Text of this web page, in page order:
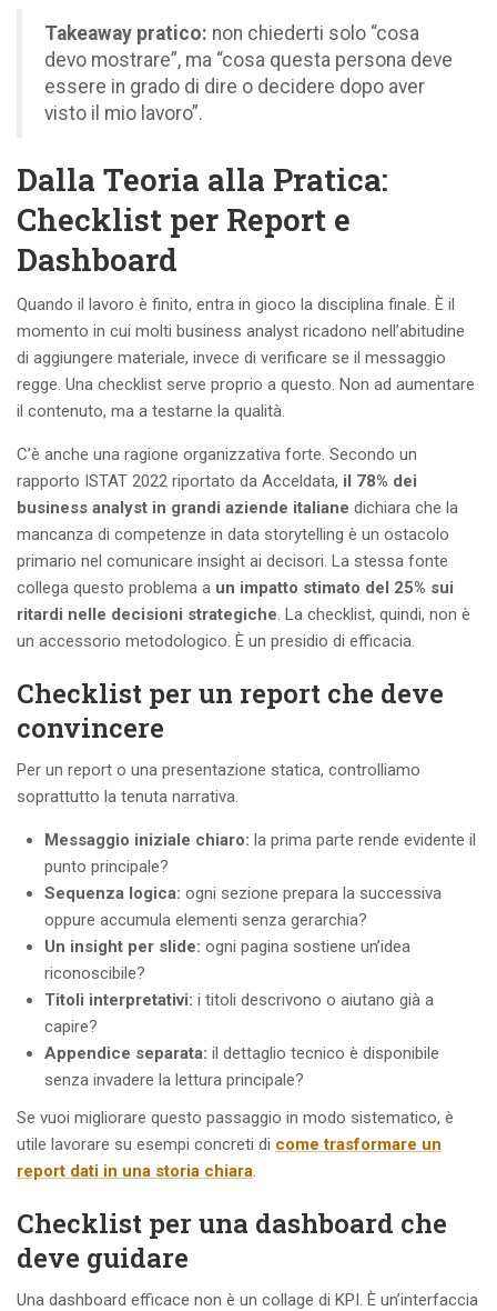
Takeaway pratico: non chiederti solo “cosa
devo mostrare”, ma “cosa questa persona deve
essere in grado di dire o decidere dopo aver
visto il mio lavoro”.
Dalla Teoria alla Pratica:
Checklist per Report e
Dashboard
Quando il lavoro è finito, entra in gioco la disciplina finale. È il
momento in cui molti business analyst ricadono nell’abitudine
di aggiungere materiale, invece di verificare se il messaggio
regge. Una checklist serve proprio a questo. Non ad aumentare
il contenuto, ma a testarne la qualità.
C’è anche una ragione organizzativa forte. Secondo un
rapporto ISTAT 2022 riportato da Acceldata, il 78% dei
business analyst in grandi aziende italiane dichiara che la
mancanza di competenze in data storytelling è un ostacolo
primario nel comunicare insight ai decisori. La stessa fonte
collega questo problema a un impatto stimato del 25% sui
ritardi nelle decisioni strategiche. La checklist, quindi, non è
un accessorio metodologico. È un presidio di efficacia.
Checklist per un report che deve
convincere
Per un report o una presentazione statica, controlliamo
soprattutto la tenuta narrativa.
Messaggio iniziale chiaro: la prima parte rende evidente il
punto principale?
Sequenza logica: ogni sezione prepara la successiva
oppure accumula elementi senza gerarchia?
Un insight per slide: ogni pagina sostiene un’idea
riconoscibile?
Titoli interpretativi: i titoli descrivono o aiutano già a
capire?
Appendice separata: il dettaglio tecnico è disponibile
senza invadere la lettura principale?
Se vuoi migliorare questo passaggio in modo sistematico, è
utile lavorare su esempi concreti di come trasformare un
report dati in una storia chiara.
Checklist per una dashboard che
deve guidare
Una dashboard efficace non è un collage di KPI. È un’interfaccia